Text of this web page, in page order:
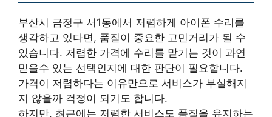
부산시 금정구 서1동에서 저렴하게 아이폰 수리를
생각하고 있다면, 품질이 중요한 고민거리가 될 수
있습니다. 저렴한 가격에 수리를 맡기는 것이 과연
믿을수 있는 선택인지에 대한 판단이 필요합니다.
가격이 저렴하다는 이유만으로 서비스가 부실해지
지 않을까 걱정이 되기도 합니다.
하지만, 최근에는 저렴한 서비스도 품질을 유지하는